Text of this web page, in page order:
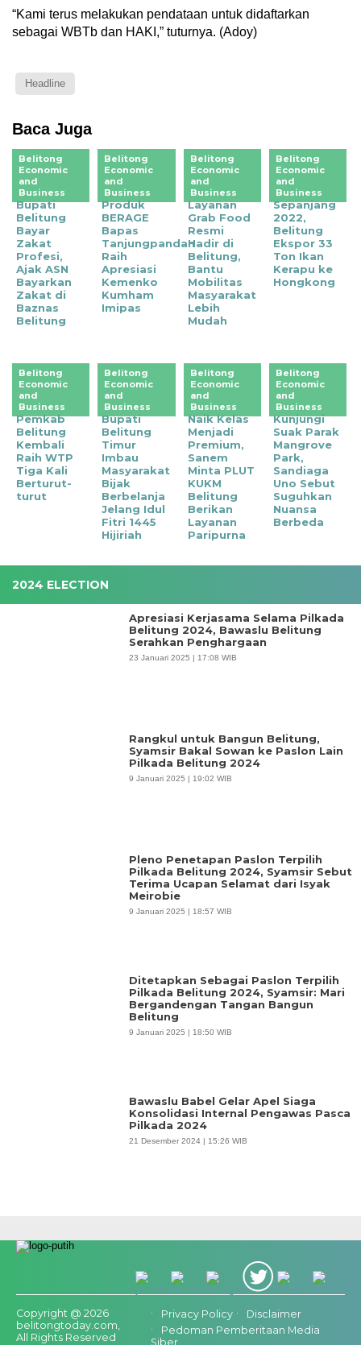
“Kami terus melakukan pendataan untuk didaftarkan
sebagai WBTb dan HAKI,” tuturnya. (Adoy)
Headline
Baca Juga
Belitong
Economic
and
Business
Bupati
Belitung
Bayar
Zakat
Profesi,
Ajak ASN
Bayarkan
Zakat di
Baznas
Belitung
Belitong
Economic
and
Business
Produk
BERAGE
Bapas
Tanjungpandan
Raih
Apresiasi
Kemenko
Kumham
Imipas
Belitong
Economic
and
Business
Layanan
Grab Food
Resmi
Hadir di
Belitung,
Bantu
Mobilitas
Masyarakat
Lebih
Mudah
Belitong
Economic
and
Business
Sepanjang
2022,
Belitung
Ekspor 33
Ton Ikan
Kerapu ke
Hongkong
Belitong
Economic
and
Business
Pemkab
Belitung
Kembali
Raih WTP
Tiga Kali
Berturut-
turut
Belitong
Economic
and
Business
Bupati
Belitung
Timur
Imbau
Masyarakat
Bijak
Berbelanja
Jelang Idul
Fitri 1445
Hijiriah
Belitong
Economic
and
Business
Naik Kelas
Menjadi
Premium,
Sanem
Minta PLUT
KUKM
Belitung
Berikan
Layanan
Paripurna
Belitong
Economic
and
Business
Kunjungi
Suak Parak
Mangrove
Park,
Sandiaga
Uno Sebut
Suguhkan
Nuansa
Berbeda
2024 ELECTION
Apresiasi Kerjasama Selama Pilkada
Belitung 2024, Bawaslu Belitung
Serahkan Penghargaan
23 Januari 2025 | 17:08 WIB
Rangkul untuk Bangun Belitung,
Syamsir Bakal Sowan ke Paslon Lain
Pilkada Belitung 2024
9 Januari 2025 | 19:02 WIB
Pleno Penetapan Paslon Terpilih
Pilkada Belitung 2024, Syamsir Sebut
Terima Ucapan Selamat dari Isyak
Meirobie
9 Januari 2025 | 18:57 WIB
Ditetapkan Sebagai Paslon Terpilih
Pilkada Belitung 2024, Syamsir: Mari
Bergandengan Tangan Bangun
Belitung
9 Januari 2025 | 18:50 WIB
Bawaslu Babel Gelar Apel Siaga
Konsolidasi Internal Pengawas Pasca
Pilkada 2024
21 Desember 2024 | 15:26 WIB
Copyright @ 2026
belitongtoday.com,
All Rights Reserved
Privacy Policy
Disclaimer
Pedoman Pemberitaan Media
Siber